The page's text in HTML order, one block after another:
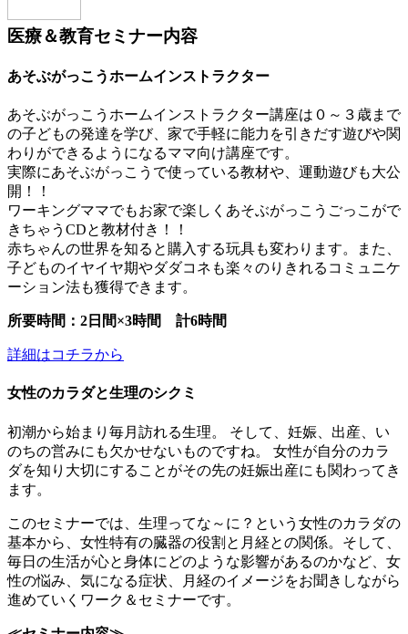
医療＆教育セミナー内容
あそぶがっこうホームインストラクター
あそぶがっこうホームインストラクター講座は０～３歳まで
の子どもの発達を学び、家で手軽に能力を引きだす遊びや関
わりができるようになるママ向け講座です。
実際にあそぶがっこうで使っている教材や、運動遊びも大公
開！！
ワーキングママでもお家で楽しくあそぶがっこうごっこがで
きちゃうCDと教材付き！！
赤ちゃんの世界を知ると購入する玩具も変わります。また、
子どものイヤイヤ期やダダコネも楽々のりきれるコミュニケ
ーション法も獲得できます。
所要時間：2日間×3時間 計6時間
詳細はコチラから
女性のカラダと生理のシクミ
初潮から始まり毎月訪れる生理。 そして、妊娠、出産、い
のちの営みにも欠かせないものですね。 女性が自分のカラ
ダを知り大切にすることがその先の妊娠出産にも関わってき
ます。
このセミナーでは、生理ってな～に？という女性のカラダの
基本から、女性特有の臓器の役割と月経との関係。そして、
毎日の生活が心と身体にどのような影響があるのかなど、女
性の悩み、気になる症状、月経のイメージをお聞きしながら
進めていくワーク＆セミナーです。